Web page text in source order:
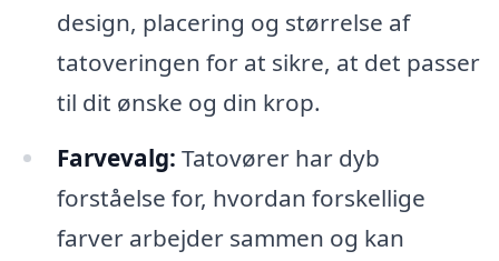
design, placering og størrelse af
tatoveringen for at sikre, at det passer
til dit ønske og din krop.
Farvevalg: Tatovører har dyb
forståelse for, hvordan forskellige
farver arbejder sammen og kan